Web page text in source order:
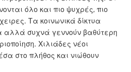
όλο και πιο ψυχρές, πιο
Τα κοινωνικά δίκτυα
αλλά συχνά γεννούν βαθύτερη
Χιλιάδες νέοι
στο πλήθος και νιώθουν